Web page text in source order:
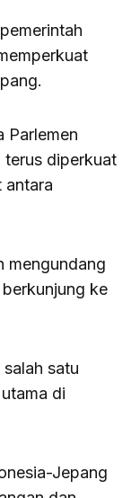
Parlemen
terus diperkuat
antara
mengundang
ke
satu
di
Jepang